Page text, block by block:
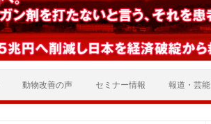
動物改善の声 セミナー情報 報道・芸能